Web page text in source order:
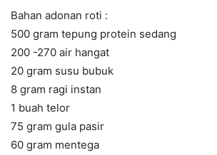
Bahan adonan roti :
500 gram tepung protein sedang
200 -270 air hangat
20 gram susu bubuk
8 gram ragi instan
1 buah telor
75 gram gula pasir
60 gram mentega